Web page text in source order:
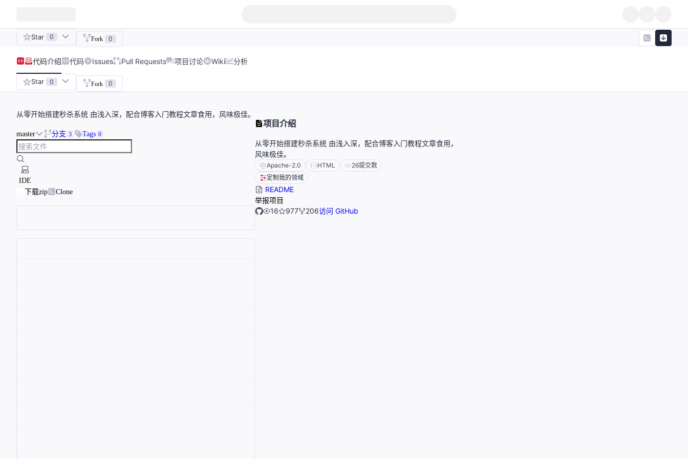
Star 0 Fork 0
代码介绍 代码 Issues Pull Requests 项目讨论 Wiki 分析
Star 0 Fork 0
从零开始搭建秒杀系统 由浅入深，配合博客入门教程文章食用，风味极佳。
master 分支 3 Tags 0
IDE
下载zip
Clone
项目介绍
从零开始搭建秒杀系统 由浅入深，配合博客入门教程文章食用，
风味极佳。
Apache-2.0 HTML 26提交数
定制我的领域
README
举报项目
16
977 206访问 GitHub